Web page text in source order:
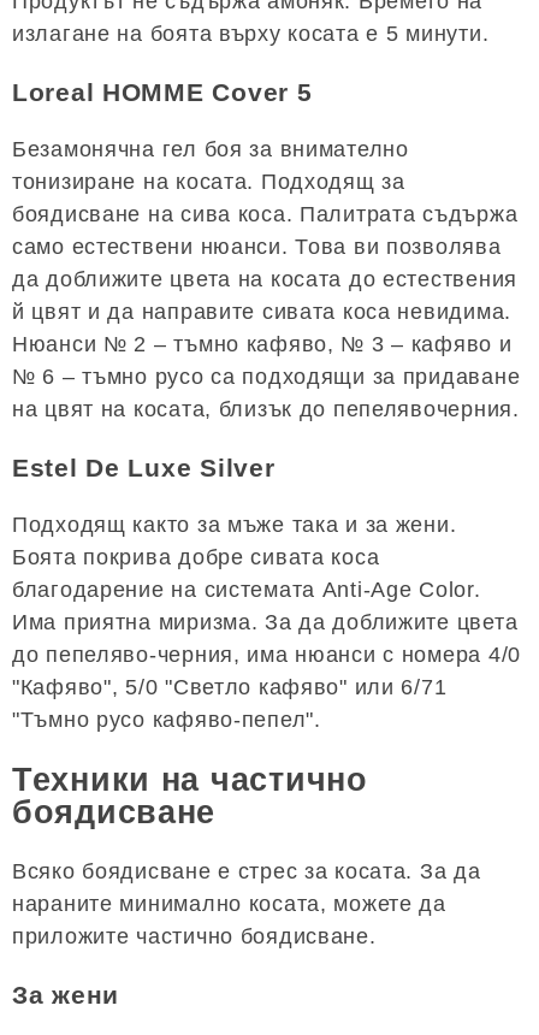
излагане на боята върху косата е 5 минути.
Loreal HOMME Cover 5
Безамонячна гел боя за внимателно
тонизиране на косата. Подходящ за
боядисване на сива коса. Палитрата съдържа
само естествени нюанси. Това ви позволява
да доближите цвета на косата до естествения
й цвят и да направите сивата коса невидима.
Нюанси № 2 – тъмно кафяво, № 3 – кафяво и
№ 6 – тъмно русо са подходящи за придаване
на цвят на косата, близък до пепелявочерния.
Estel De Luxe Silver
Подходящ както за мъже така и за жени.
Боята покрива добре сивата коса
благодарение на системата Anti-Age Color.
Има приятна миризма. За да доближите цвета
до пепеляво-черния, има нюанси с номера 4/0
"Кафяво", 5/0 "Светло кафяво" или 6/71
"Тъмно русо кафяво-пепел".
Техники на частично
боядисване
Всяко боядисване е стрес за косата. За да
нараните минимално косата, можете да
приложите частично боядисване.
За жени